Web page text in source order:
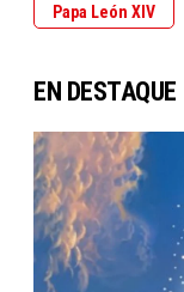
Papa León XIV
EN DESTAQUE